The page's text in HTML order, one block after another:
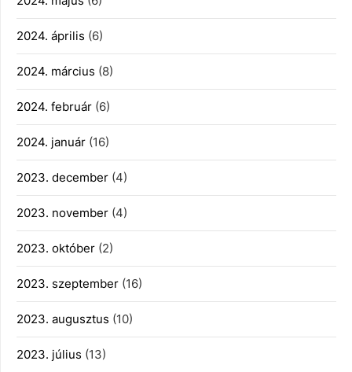
2024. április (6)
2024. március (8)
2024. február (6)
2024. január (16)
2023. december (4)
2023. november (4)
2023. október (2)
2023. szeptember (16)
2023. augusztus (10)
2023. július (13)